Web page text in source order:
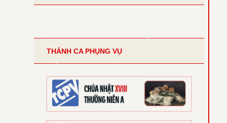
THÁNH CA PHỤNG VỤ